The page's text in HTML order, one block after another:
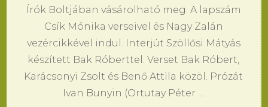
Írók Boltjában vásárolható meg. A lapszám
Csík Mónika verseivel és Nagy Zalán
vezércikkével indul. Interjút Szöllősi Mátyás
készített Bak Róberttel. Verset Bak Róbert,
Karácsonyi Zsolt és Benő Attila közöl. Prózát
Ivan Bunyin (Ortutay Péter …